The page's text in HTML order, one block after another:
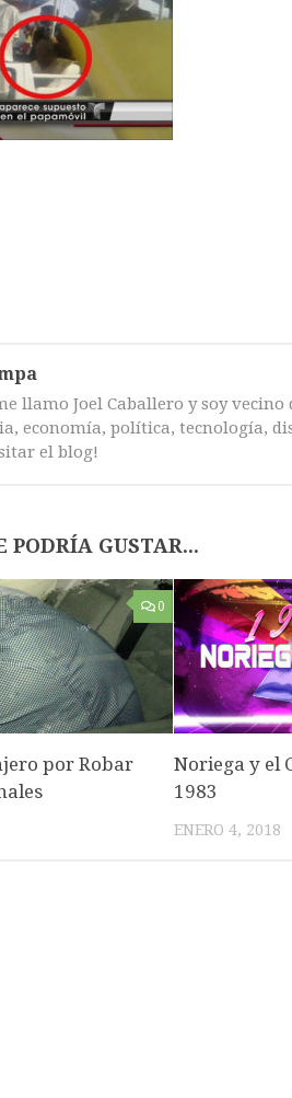
llamo Joel Caballero y soy
economía, política, tecnología,
el blog!
PODRÍA GUSTAR...
0
por Robar
Noriega y el
1983
ENERO 4, 2018